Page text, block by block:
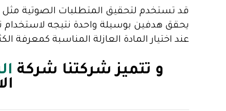
قد تستخدم لتحقيق المتطلبات الصوتية
يحقق هدفين بوسيلة واحدة نتيجه
عند اختيار المادة العازلة المناسبة كمعرفة
و تتميز شركتنا شركة